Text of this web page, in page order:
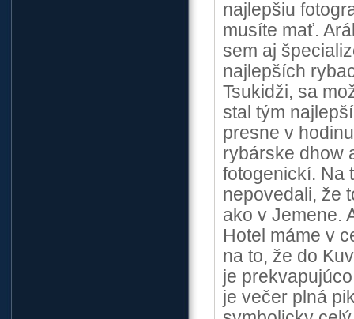
najlepšiu
musíte mať.
sem aj
najlepších
Tsukidži, sa
stal tým
presne v
rybárske dhow
fotogenickí. Na
nepovedali, že
ako v Jemene.
Hotel máme v
na to, že do
je
je večer plná